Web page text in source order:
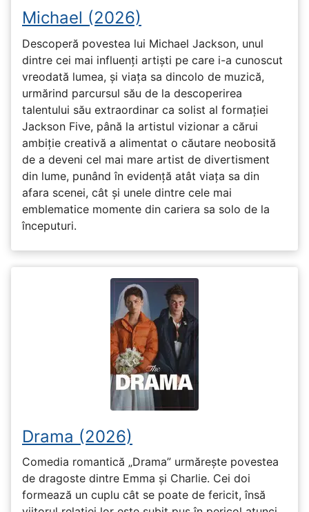
Michael (2026)
Descoperă povestea lui Michael Jackson, unul
dintre cei mai influenți artiști pe care i-a cunoscut
vreodată lumea, și viața sa dincolo de muzică,
urmărind parcursul său de la descoperirea
talentului său extraordinar ca solist al formației
Jackson Five, până la artistul vizionar a cărui
ambiție creativă a alimentat o căutare neobosită
de a deveni cel mai mare artist de divertisment
din lume, punând în evidență atât viața sa din
afara scenei, cât și unele dintre cele mai
emblematice momente din cariera sa solo de la
începuturi.
Drama (2026)
Comedia romantică „Drama” urmărește povestea
de dragoste dintre Emma și Charlie. Cei doi
formează un cuplu cât se poate de fericit, însă